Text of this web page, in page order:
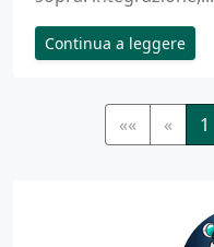
Continua a leggere
«« « 1